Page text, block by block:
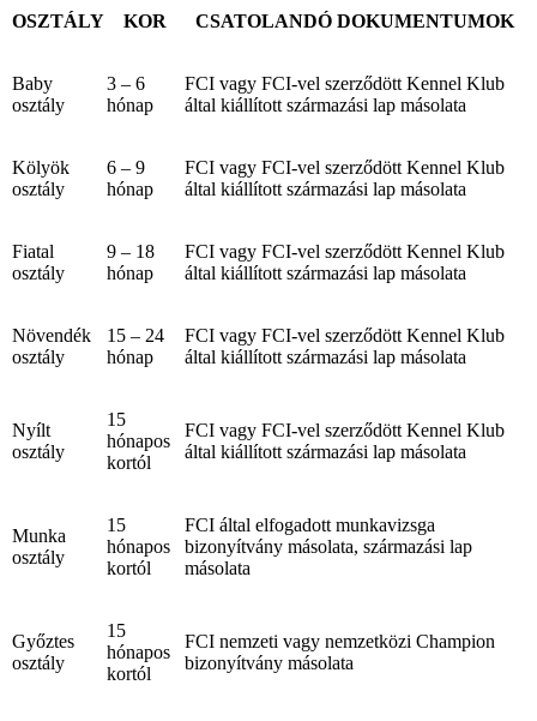
OSZTÁLY KOR CSATOLANDÓ DOKUMENTUMOK
Baby
osztály
3 – 6
hónap
FCI vagy FCI-vel szerződött Kennel Klub
által kiállított származási lap másolata
Kölyök
osztály
6 – 9
hónap
FCI vagy FCI-vel szerződött Kennel Klub
által kiállított származási lap másolata
Fiatal
osztály
9 – 18
hónap
FCI vagy FCI-vel szerződött Kennel Klub
által kiállított származási lap másolata
Növendék
osztály
15 – 24
hónap
FCI vagy FCI-vel szerződött Kennel Klub
által kiállított származási lap másolata
Nyílt
osztály
15
hónapos
kortól
FCI vagy FCI-vel szerződött Kennel Klub
által kiállított származási lap másolata
Munka
osztály
15
hónapos
kortól
FCI által elfogadott munkavizsga
bizonyítvány másolata, származási lap
másolata
Győztes
osztály
15
hónapos
kortól
FCI nemzeti vagy nemzetközi Champion
bizonyítvány másolata